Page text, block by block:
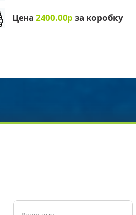
Цена 2400.00р за коробку